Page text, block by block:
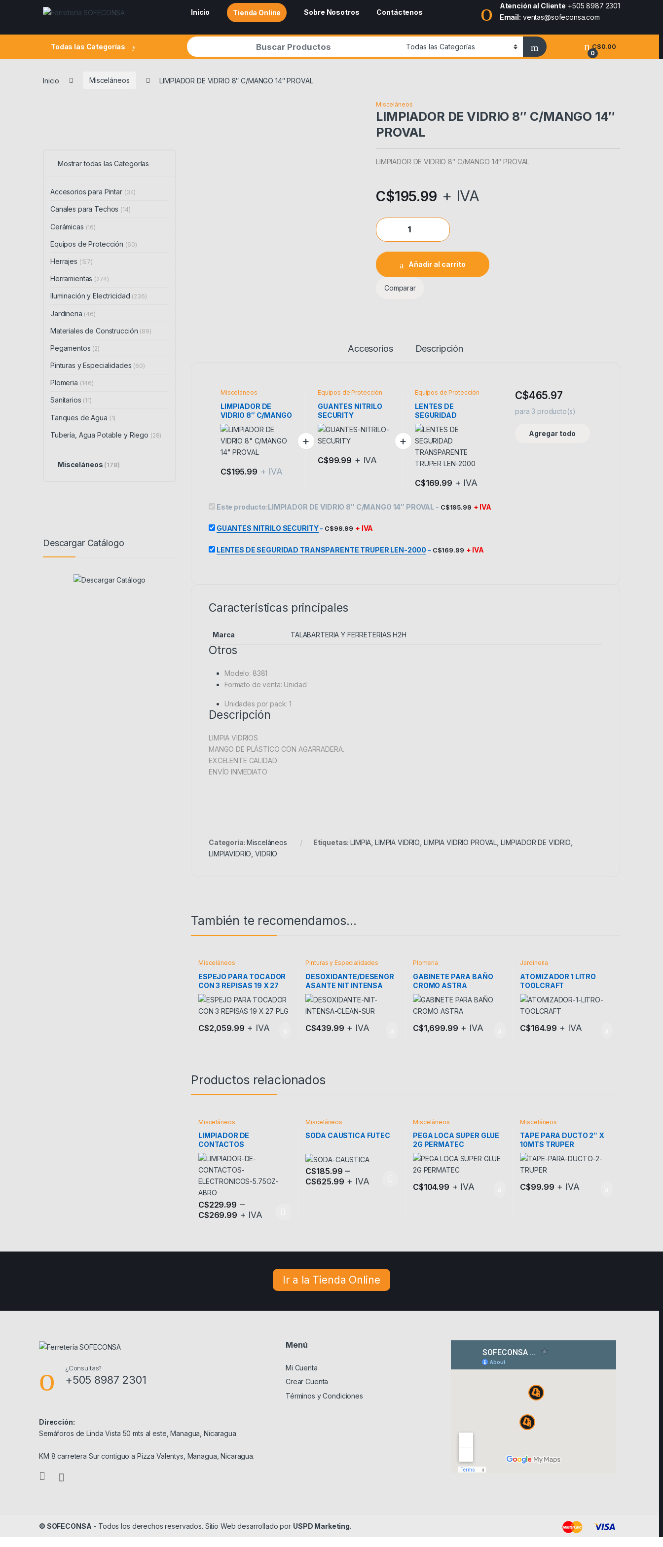
Skip to navigation
Skip to content
Inicio
Tienda Online Sobre Nosotros Contáctenos
Atención al Cliente +505 8987 2301
Email: ventas@sofeconsa.com
Todas las Categorías
Search for:
0
C$0.00
Inicio Misceláneos LIMPIADOR DE VIDRIO 8″ C/MANGO 14″ PROVAL
Misceláneos
LIMPIADOR DE VIDRIO 8″ C/MANGO 14″
PROVAL
LIMPIADOR DE VIDRIO 8″ C/MANGO 14″ PROVAL
C$195.99 + IVA
LIMPIADOR DE VIDRIO 8" C/MANGO 14" PROVAL quantity
Añadir al carrito
Comparar
Accesorios Descripción
Misceláneos
LIMPIADOR DE
VIDRIO 8″ C/MANGO
14″ PROVAL
C$195.99 + IVA
Equipos de Protección
GUANTES NITRILO
SECURITY
C$99.99 + IVA
Equipos de Protección
LENTES DE
SEGURIDAD
TRANSPARENTE
TRUPER LEN-2000
C$169.99 + IVA
Este producto:LIMPIADOR DE VIDRIO 8″ C/MANGO 14″ PROVAL - C$195.99 + IVA
GUANTES NITRILO SECURITY- C$99.99 + IVA
LENTES DE SEGURIDAD TRANSPARENTE TRUPER LEN-2000 - C$169.99 + IVA
C$465.97
para 3 producto(s)
Agregar todo
Características principales
Marca TALABARTERIA Y FERRETERIAS H2H
Otros
Modelo: 8381
Formato de venta: Unidad
Unidades por pack: 1
Descripción
LIMPIA VIDRIOS
MANGO DE PLÁSTICO CON AGARRADERA.
EXCELENTE CALIDAD
ENVÍO INMEDIATO
Categoría:Misceláneos Etiquetas:LIMPIA,LIMPIA VIDRIO, LIMPIA VIDRIO PROVAL, LIMPIADOR DE VIDRIO,
LIMPIAVIDRIO,VIDRIO
También te recomendamos…
Misceláneos
ESPEJO PARA TOCADOR
CON 3 REPISAS 19 X 27
PLG
C$2,059.99 + IVA
Pinturas y Especialidades
DESOXIDANTE/DESENGR
ASANTE NIT INTENSA
CLEAN SUR
C$439.99 + IVA
Plomeria
GABINETE PARA BAÑO
CROMO ASTRA
C$1,699.99 + IVA
Jardineria
ATOMIZADOR 1 LITRO
TOOLCRAFT
C$164.99 + IVA
Productos relacionados
Misceláneos
LIMPIADOR DE
CONTACTOS
ELECTRONICOS ABRO
C$229.99 –
C$269.99 + IVA
Este producto tiene múltiples variantes. Las opciones se pueden elegir en la página de producto
Misceláneos
SODA CAUSTICA FUTEC
C$185.99 –
C$625.99 + IVA
Este producto tiene múltiples variantes. Las opciones se pueden elegir en la página de producto
Misceláneos
PEGA LOCA SUPER GLUE
2G PERMATEC
C$104.99 + IVA
Misceláneos
TAPE PARA DUCTO 2″ X
10MTS TRUPER
C$99.99 + IVA
Mostrar todas las Categorías
Accesorios para Pintar (34)
Canales para Techos (14)
Cerámicas (16)
Equipos de Protección (60)
Herrajes (157)
Herramientas (274)
Iluminación y Electricidad (236)
Jardineria (46)
Materiales de Construcción (89)
Pegamentos (2)
Pinturas y Especialidades (60)
Plomeria (146)
Sanitarios (11)
Tanques de Agua (1)
Tubería, Agua Potable y Riego (28)
Misceláneos (178)
Descargar Catálogo
Ir a la Tienda Online
¿Consultas?
+505 8987 2301
Dirección:
Semáforos de Linda Vista 50 mts al este, Managua, Nicaragua
KM 8 carretera Sur contiguo a Pizza Valentys, Managua, Nicaragua.
Menú
Mi Cuenta
Crear Cuenta
Términos y Condiciones
© SOFECONSA - Todos los derechos reservados. Sitio Web desarrollado por USPD Marketing.